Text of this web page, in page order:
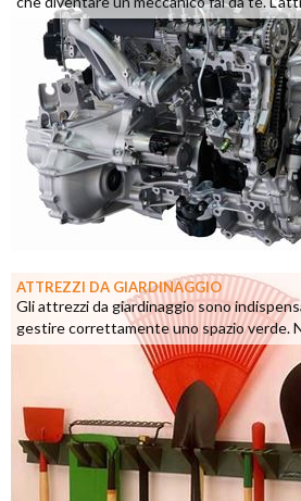
ATTREZZI DA GIARDINAGGIO
Gli attrezzi da giardinaggio sono
gestire correttamente uno spazio verde.